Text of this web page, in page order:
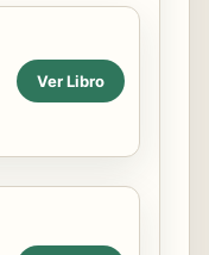
Ver Libro